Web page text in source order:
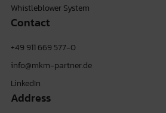
Whistleblower System
Contact
+49 911 669 577-0
info@mkm-partner.de
LinkedIn
Address